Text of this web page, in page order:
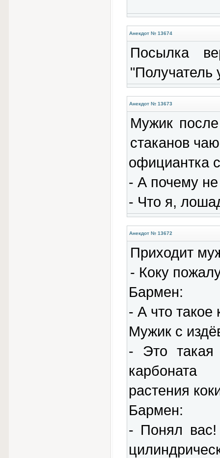
Анекдот № 13674
Посылка
"Получатель
Анекдот № 13673
Мужик
стаканов
официантка
- А почему не
- Что я,
Анекдот № 13672
Приходит
- Коку
Бармен:
- А что такое
Мужик с
- Это такая
карбоната
растения
Бармен:
- Понял